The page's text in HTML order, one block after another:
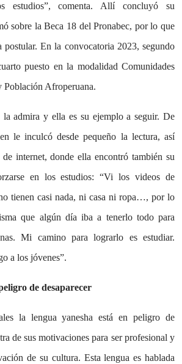
estudios”, comenta. Allí concluyó su
sobre la Beca 18 del Pronabec, por lo que
postular. En la convocatoria 2023, segundo
puesto en la modalidad Comunidades
Población Afroperuana.
la admira y ella es su ejemplo a seguir. De
le inculcó desde pequeño la lectura, así
internet, donde ella encontró también su
en los estudios: “Vi los videos de
tienen casi nada, ni casa ni ropa…, por lo
que algún día iba a tenerlo todo para
Mi camino para lograrlo es estudiar.
a los jóvenes”.
de desaparecer
la lengua yanesha está en peligro de
de sus motivaciones para ser profesional y
de su cultura. Esta lengua es hablada